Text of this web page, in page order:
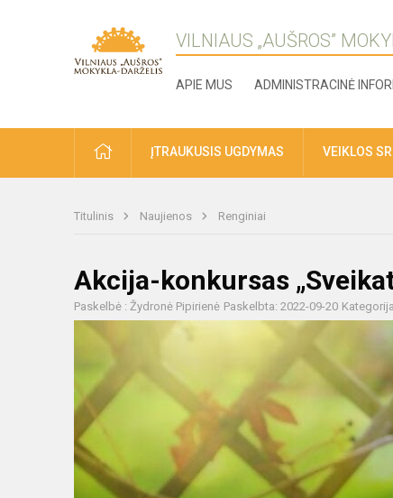
VILNIAUS „AUŠROS”
APIE MUS ADMINISTRACINĖ
ĮTRAUKUSIS UGDYMAS VEIKLOS
Titulinis Naujienos Renginiai
Akcija-konkursas
Paskelbė : Žydronė Pipirienė Paskelbta: 2022-09-20